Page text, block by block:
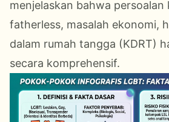
menjelaskan bahwa persoalan
fatherless, masalah ekonomi,
dalam rumah tangga (KDRT)
secara komprehensif.